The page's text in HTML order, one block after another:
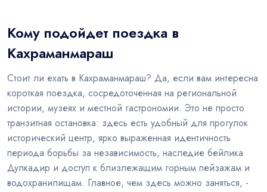
Кому подойдет поездка в
Кахраманмараш
Стоит ли ехать в Кахраманмараш? Да, если вам интересна
короткая поездка, сосредоточенная на региональной
истории, музеях и местной гастрономии. Это не просто
транзитная остановка: здесь есть удобный для прогулок
исторический центр, ярко выраженная идентичность
периода борьбы за независимость, наследие бейлика
Дулкадир и доступ к близлежащим горным пейзажам и
водохранилищам. Главное, чем здесь можно заняться, -